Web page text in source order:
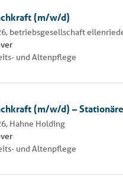
(m/w/d)
betriebsgesellschaft
und Altenpflege
(m/w/d) –
Hahne Holding
und Altenpflege